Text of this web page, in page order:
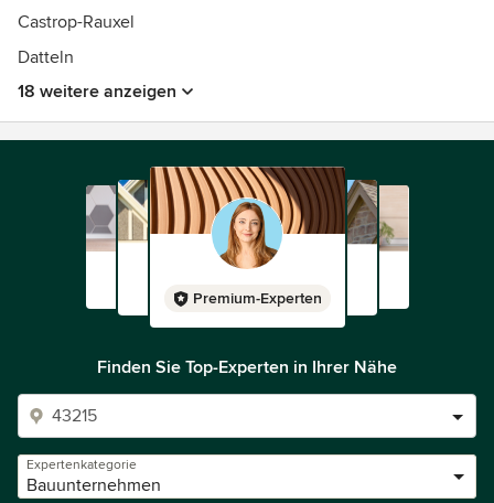
Castrop-Rauxel
Datteln
18 weitere anzeigen
Premium-Experten
Finden Sie Top-Experten in Ihrer Nähe
Expertenkategorie
Bauunternehmen